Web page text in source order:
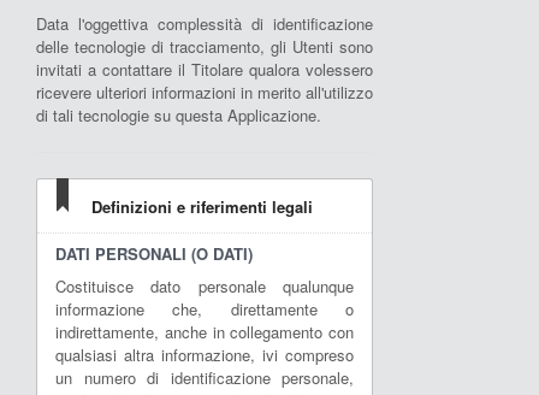
Data l'oggettiva complessità di identificazione
delle tecnologie di tracciamento, gli Utenti sono
invitati a contattare il Titolare qualora volessero
ricevere ulteriori informazioni in merito all'utilizzo
di tali tecnologie su questa Applicazione.
Definizioni e riferimenti legali
DATI PERSONALI (O DATI)
Costituisce dato personale qualunque
informazione che, direttamente o
indirettamente, anche in collegamento con
qualsiasi altra informazione, ivi compreso
un numero di identificazione personale,